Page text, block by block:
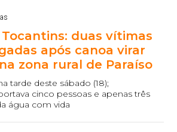
duas vítimas
após canoa virar
zona rural de Paraíso
tarde deste sábado (18);
cinco pessoas e apenas três
água com vida